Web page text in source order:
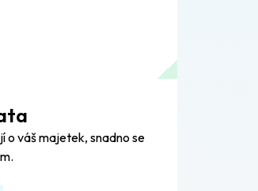
o váš majetek, snadno se